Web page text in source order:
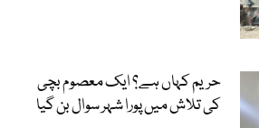
حریم کہاں ہے؟ ایک معصوم بچی
کی تلاش میں پورا شہر سوال بن گیا